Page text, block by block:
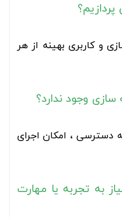
و کاربری بهینه از هر
وجود ندارد؟
دسترسی ، امکان اجرای
به تجربه یا مهارت